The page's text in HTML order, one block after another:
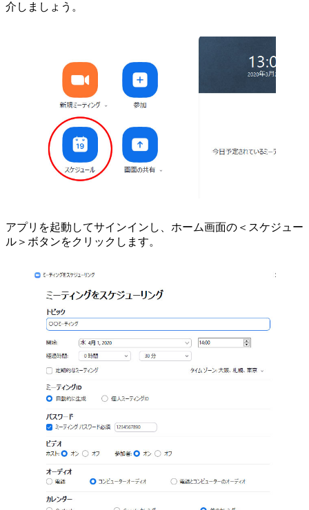
介しましょう。
アプリを起動してサインインし、ホーム画面の＜スケジュー
ル＞ボタンをクリックします。